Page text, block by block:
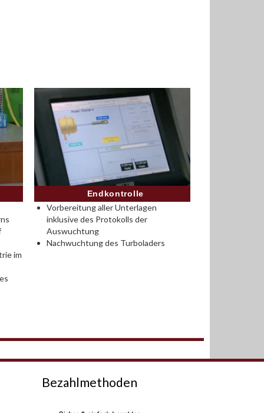
im
Endkontrolle
Vorbereitung aller Unterlagen
inklusive des Protokolls der
Auswuchtung
Nachwuchtung des Turboladers
Bezahlmethoden